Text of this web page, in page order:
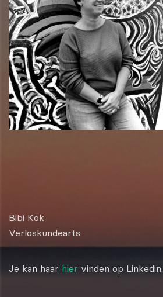
Bibi Kok
Verloskundearts
Je kan haar hier vinden op Linkedin.